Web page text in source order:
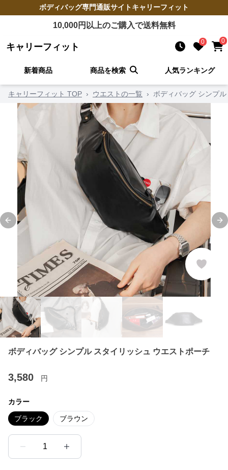
ボディバッグ専門通販サイトキャリーフィット
10,000円以上のご購入で送料無料
キャリーフィット 0 0
新着商品 商品を検索 人気ランキング
キャリーフィット TOP › ウエストの一覧 › ボディバッグ シンプ
Previous slide
ボディバッグ シンプル スタイリッシュ ウエストポーチ
3,580 円
カラー
ブラック ブラウン
1